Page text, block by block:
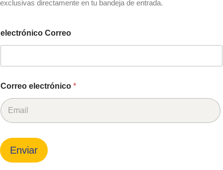
exclusivas directamente en tu bandeja de entrada.
electrónico Correo
Correo electrónico *
Enviar